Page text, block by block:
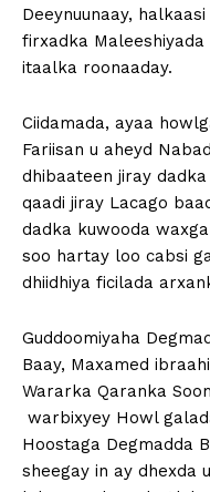
Deeynuunaay,
firxadka
itaalka roonaaday.
Ciidamada, ayaa
Fariisan u aheyd
dhibaateen jiray
qaadi jiray Lacago
dadka kuwooda
soo hartay loo cabsi
dhiidhiya ficilada
Guddoomiyaha
Baay, Maxamed
Wararka Qaranka
warbixyey Howl
Hoostaga Degmadda
sheegay in ay dhexda